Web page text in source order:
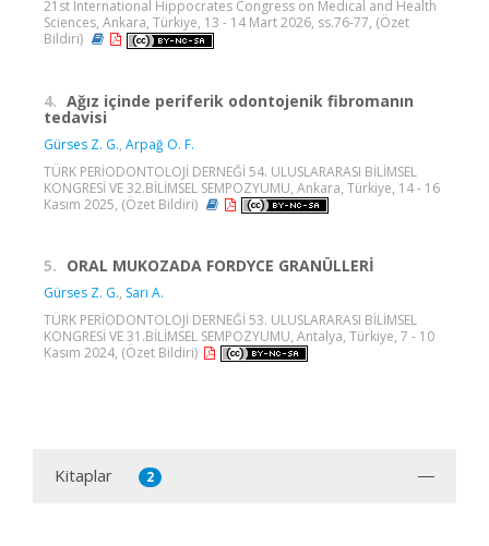
21st International Hippocrates Congress on Medical and Health
Sciences, Ankara, Türkiye, 13 - 14 Mart 2026, ss.76-77, (Özet
Bildiri)
4. Ağız içinde periferik odontojenik fibromanın
tedavisi
Gürses Z. G., Arpağ O. F.
TÜRK PERİODONTOLOJİ DERNEĞİ 54. ULUSLARARASI BİLİMSEL
KONGRESİ VE 32.BİLİMSEL SEMPOZYUMU, Ankara, Türkiye, 14 - 16
Kasım 2025, (Özet Bildiri)
5. ORAL MUKOZADA FORDYCE GRANÜLLERİ
Gürses Z. G., Sarı A.
TÜRK PERİODONTOLOJİ DERNEĞİ 53. ULUSLARARASI BİLİMSEL
KONGRESİ VE 31.BİLİMSEL SEMPOZYUMU, Antalya, Türkiye, 7 - 10
Kasım 2024, (Özet Bildiri)
Kitaplar 2